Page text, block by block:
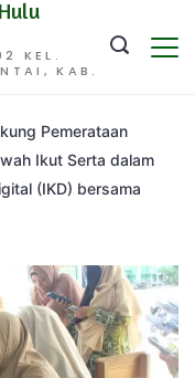
KEL.
KAB.
Pemerataan
Ikut Serta dalam
(IKD) bersama